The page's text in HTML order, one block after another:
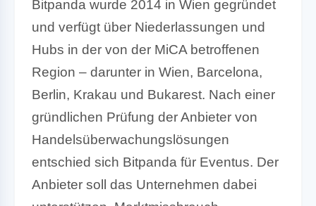
Bitpanda wurde 2014 in Wien gegründet
und verfügt über Niederlassungen und
Hubs in der von der MiCA betroffenen
Region – darunter in Wien, Barcelona,
Berlin, Krakau und Bukarest. Nach einer
gründlichen Prüfung der Anbieter von
Handelsüberwachungslösungen
entschied sich Bitpanda für Eventus. Der
Anbieter soll das Unternehmen dabei